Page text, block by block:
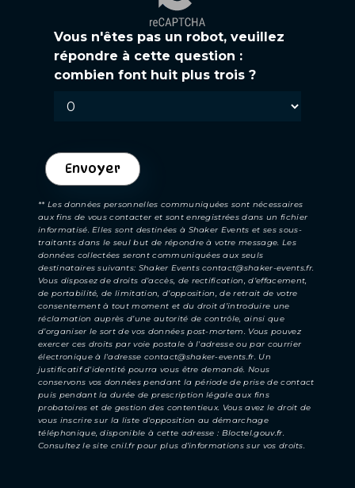
Vous n'êtes pas un robot, veuillez
répondre à cette question :
combien font huit plus trois ?
Envoyer
** Les données personnelles communiquées sont nécessaires
aux fins de vous contacter et sont enregistrées dans un fichier
informatisé. Elles sont destinées à Shaker Events et ses sous-
traitants dans le seul but de répondre à votre message. Les
données collectées seront communiquées aux seuls
destinataires suivants: Shaker Events contact@shaker-events.fr.
Vous disposez de droits d’accès, de rectification, d’effacement,
de portabilité, de limitation, d’opposition, de retrait de votre
consentement à tout moment et du droit d’introduire une
réclamation auprès d’une autorité de contrôle, ainsi que
d’organiser le sort de vos données post-mortem. Vous pouvez
exercer ces droits par voie postale à l'adresse ou par courrier
électronique à l'adresse contact@shaker-events.fr. Un
justificatif d'identité pourra vous être demandé. Nous
conservons vos données pendant la période de prise de contact
puis pendant la durée de prescription légale aux fins
probatoires et de gestion des contentieux. Vous avez le droit de
vous inscrire sur la liste d'opposition au démarchage
téléphonique, disponible à cette adresse : Bloctel.gouv.fr.
Consultez le site cnil.fr pour plus d’informations sur vos droits.